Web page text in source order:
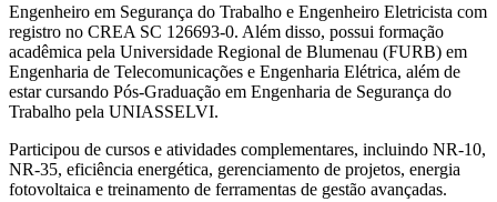
Engenheiro em Segurança do Trabalho e Engenheiro Eletricista com
registro no CREA SC 126693-0. Além disso, possui formação
acadêmica pela Universidade Regional de Blumenau (FURB) em
Engenharia de Telecomunicações e Engenharia Elétrica, além de
estar cursando Pós-Graduação em Engenharia de Segurança do
Trabalho pela UNIASSELVI.
Participou de cursos e atividades complementares, incluindo NR-10,
NR-35, eficiência energética, gerenciamento de projetos, energia
fotovoltaica e treinamento de ferramentas de gestão avançadas.